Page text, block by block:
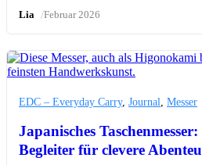
Lia /Februar 2026
EDC – Everyday Carry, Journal Messer
Japanisches
Begleiter für clevere